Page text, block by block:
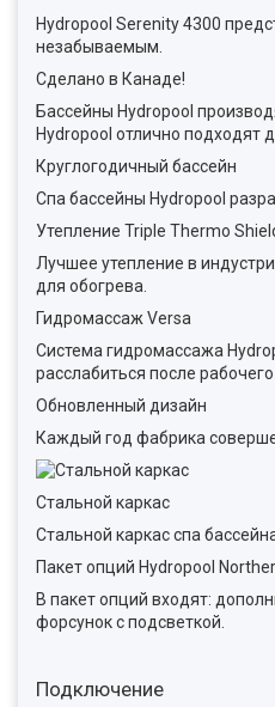
Hydropool Serenity 4300
незабываемым.
Сделано в Канаде!
Бассейны Hydropool
Hydropool отлично подходят
Круглогодичный бассейн
Спа бассейны Hydropool
Утепление Triple Thermo
Лучшее утепление в
для обогрева.
Гидромассаж Versa
Система гидромассажа
расслабиться после рабочего
Обновленный дизайн
Каждый год фабрика
Стальной каркас
Стальной каркас спа
Пакет опций Hydropool
В пакет опций входят:
форсунок с подсветкой.
Подключение